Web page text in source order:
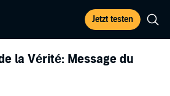
Jetzt testen
la Vérité: Message du